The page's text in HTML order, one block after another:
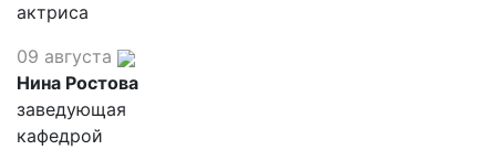
актриса
09 августа
Нина Ростова
заведующая
кафедрой